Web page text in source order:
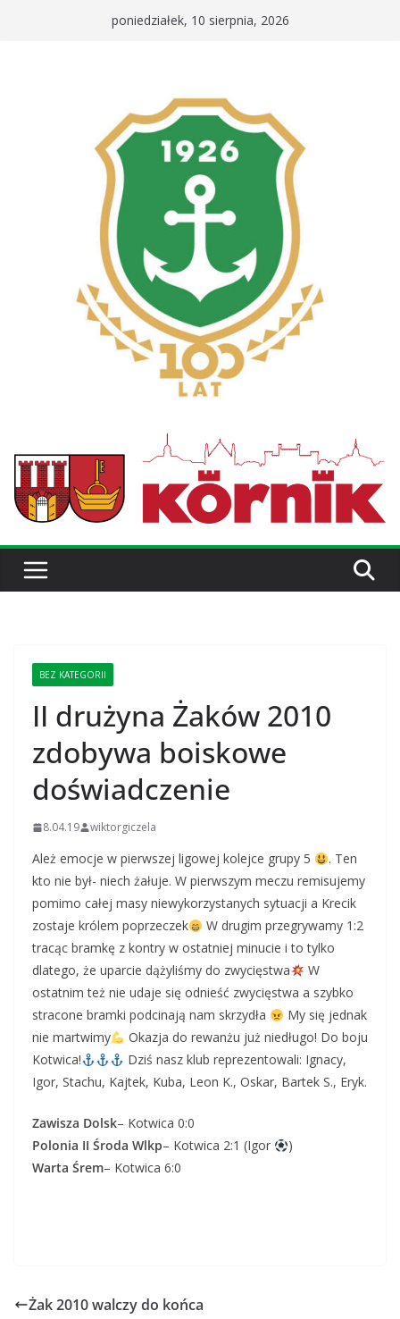
poniedziałek, 10 sierpnia, 2026
BEZ KATEGORII
II drużyna Żaków 2010
zdobywa boiskowe
doświadczenie
8.04.19 wiktorgiczela
Ależ emocje w pierwszej ligowej kolejce grupy 5
. Ten
kto nie był- niech żałuje. W pierwszym meczu remisujemy
pomimo całej masy niewykorzystanych sytuacji a Krecik
zostaje królem poprzeczek
W drugim przegrywamy 1:2
tracąc bramkę z kontry w ostatniej minucie i to tylko
dlatego, że uparcie dążyliśmy do zwycięstwa
W
ostatnim też nie udaje się odnieść zwycięstwa a szybko
stracone bramki podcinają nam skrzydła
My się jednak
nie martwimy
Okazja do rewanżu już niedługo! Do boju
Kotwica!
Dziś nasz klub reprezentowali: Ignacy,
Igor, Stachu, Kajtek, Kuba, Leon K., Oskar, Bartek S., Eryk.
Zawisza Dolsk– Kotwica 0:0
Polonia II Środa Wlkp– Kotwica 2:1 (Igor
)
Warta Śrem– Kotwica 6:0
Żak 2010 walczy do końca